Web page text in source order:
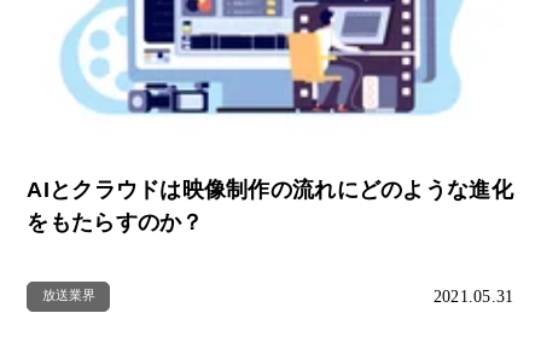
AIとクラウドは映像制作の流れにどのような進化
をもたらすのか？
放送業界 2021.05.31